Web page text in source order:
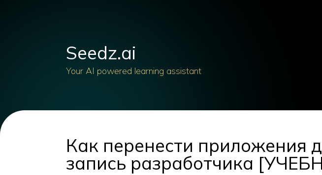
Seedz.ai
Your AI powered learning assistant
Как перенести приложения
запись разработчика